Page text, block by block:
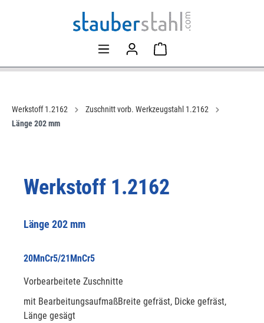
Werkstoff 1.2162
Zuschnitt vorb. Werkzeugstahl 1.2162
Länge 202 mm
Werkstoff 1.2162
Länge 202 mm
20MnCr5/21MnCr5
Vorbearbeitete Zuschnitte
mit BearbeitungsaufmaßBreite gefräst, Dicke gefräst,
Länge gesägt